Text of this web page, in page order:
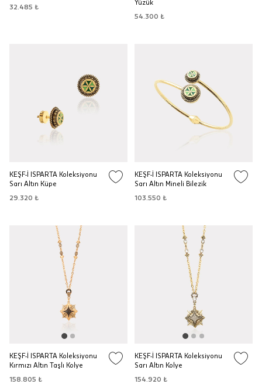
32.485 ₺
Yüzük
54.300 ₺
KEŞF-İ ISPARTA Koleksiyonu
Sarı Altın Küpe
29.320 ₺
KEŞF-İ ISPARTA Koleksiyonu
Sarı Altın Mineli Bilezik
103.550 ₺
KEŞF-İ ISPARTA Koleksiyonu
Kırmızı Altın Taşlı Kolye
158.805 ₺
KEŞF-İ ISPARTA Koleksiyonu
Sarı Altın Kolye
154.920 ₺